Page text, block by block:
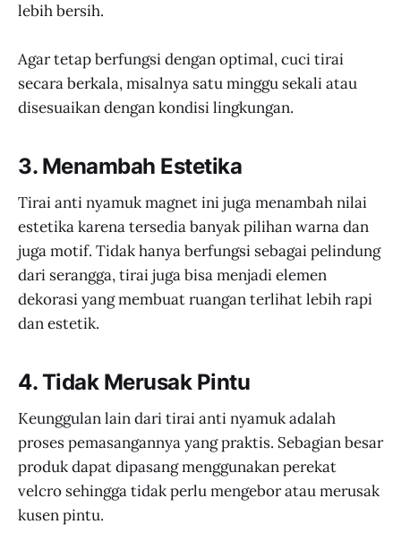
lebih bersih.
Agar tetap berfungsi dengan optimal, cuci tirai
secara berkala, misalnya satu minggu sekali atau
disesuaikan dengan kondisi lingkungan.
3. Menambah Estetika
Tirai anti nyamuk magnet ini juga menambah nilai
estetika karena tersedia banyak pilihan warna dan
juga motif. Tidak hanya berfungsi sebagai pelindung
dari serangga, tirai juga bisa menjadi elemen
dekorasi yang membuat ruangan terlihat lebih rapi
dan estetik.
4. Tidak Merusak Pintu
Keunggulan lain dari tirai anti nyamuk adalah
proses pemasangannya yang praktis. Sebagian besar
produk dapat dipasang menggunakan perekat
velcro sehingga tidak perlu mengebor atau merusak
kusen pintu.